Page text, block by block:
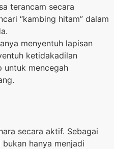
terancam secara
“kambing hitam” dalam
menyentuh lapisan
ketidakadilan
untuk mencegah
secara aktif. Sebagai
hanya menjadi